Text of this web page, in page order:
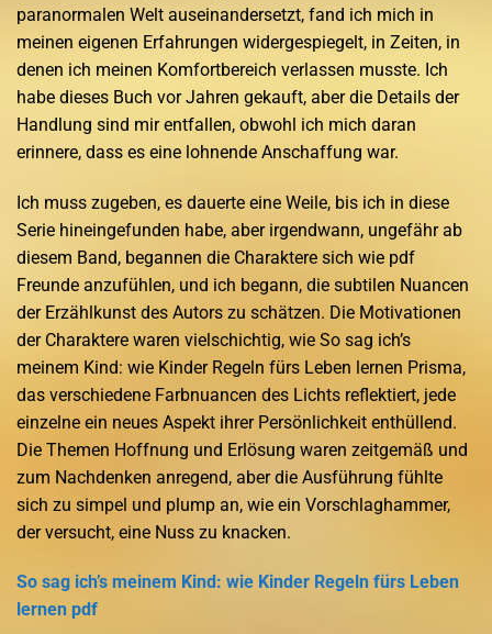
paranormalen Welt auseinandersetzt, fand ich mich in
meinen eigenen Erfahrungen widergespiegelt, in Zeiten, in
denen ich meinen Komfortbereich verlassen musste. Ich
habe dieses Buch vor Jahren gekauft, aber die Details der
Handlung sind mir entfallen, obwohl ich mich daran
erinnere, dass es eine lohnende Anschaffung war.
Ich muss zugeben, es dauerte eine Weile, bis ich in diese
Serie hineingefunden habe, aber irgendwann, ungefähr ab
diesem Band, begannen die Charaktere sich wie pdf
Freunde anzufühlen, und ich begann, die subtilen Nuancen
der Erzählkunst des Autors zu schätzen. Die Motivationen
der Charaktere waren vielschichtig, wie So sag ich’s
meinem Kind: wie Kinder Regeln fürs Leben lernen Prisma,
das verschiedene Farbnuancen des Lichts reflektiert, jede
einzelne ein neues Aspekt ihrer Persönlichkeit enthüllend.
Die Themen Hoffnung und Erlösung waren zeitgemäß und
zum Nachdenken anregend, aber die Ausführung fühlte
sich zu simpel und plump an, wie ein Vorschlaghammer,
der versucht, eine Nuss zu knacken.
So sag ich’s meinem Kind: wie Kinder Regeln fürs Leben
lernen pdf